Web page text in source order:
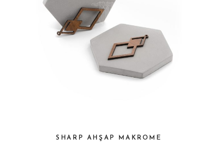
SHARP AHŞAP MAKROME